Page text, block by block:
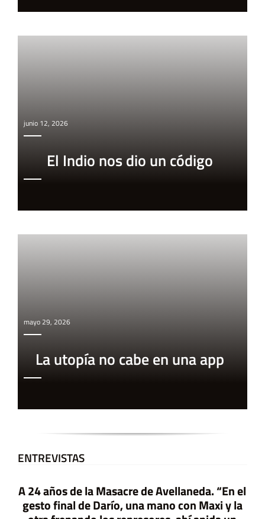
junio 12, 2026
El Indio nos dio un código
mayo 29, 2026
La utopía no cabe en una app
ENTREVISTAS
A 24 años de la Masacre de Avellaneda. “En el
gesto final de Darío, una mano con Maxi y la